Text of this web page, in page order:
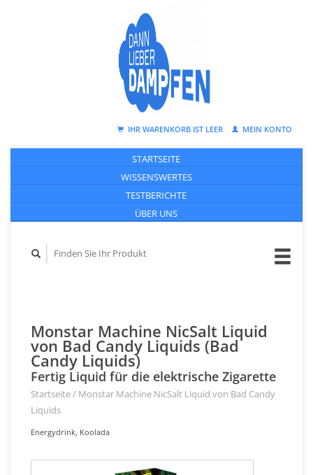
IHR WARENKORB IST LEER MEIN KONTO
STARTSEITE
WISSENSWERTES
TESTBERICHTE
ÜBER UNS
Monstar Machine NicSalt Liquid
von Bad Candy Liquids (Bad
Candy Liquids)
Fertig Liquid für die elektrische Zigarette
Startseite/ Monstar Machine NicSalt Liquid von Bad Candy
Liquids
Energydrink, Koolada